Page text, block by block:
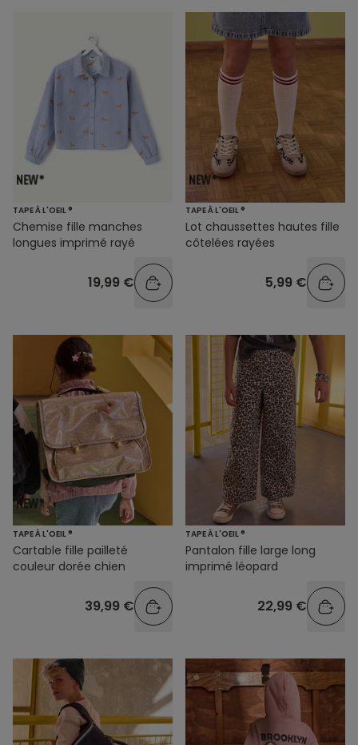
TAPE À L'OEIL ®
Chemise fille manches
longues imprimé rayé
19,99 €
TAPE À L'OEIL ®
Lot chaussettes hautes fille
côtelées rayées
5,99 €
TAPE À L'OEIL ®
Cartable fille pailleté
couleur dorée chien
39,99 €
TAPE À L'OEIL ®
Pantalon fille large long
imprimé léopard
22,99 €